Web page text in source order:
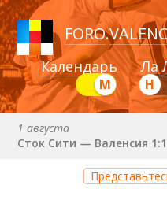
FORO.
Календарь Ла
Н
М
1 августа
Сток Сити — Валенсия 1:1
Через 2 дня 9 часов 33
Валенсия — Ньюкасл